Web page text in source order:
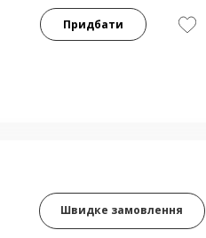
Придбати
Швидке замовлення